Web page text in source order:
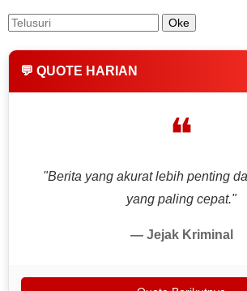
💬 QUOTE HARIAN
❝
"Berita yang akurat lebih penting
yang paling cepat."
— Jejak Kriminal